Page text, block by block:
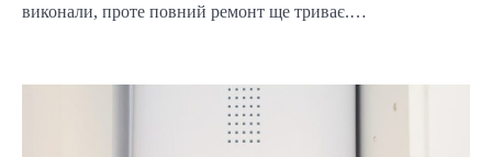
виконали, проте повний ремонт ще триває.…